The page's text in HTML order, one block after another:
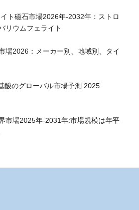
ト磁石市場2026年-2032年：ストロ
リウムフェライト
場2026：メーカー別、地域別、タイ
酸のグローバル市場予測 2025
市場2025年-2031年:市場規模は年平